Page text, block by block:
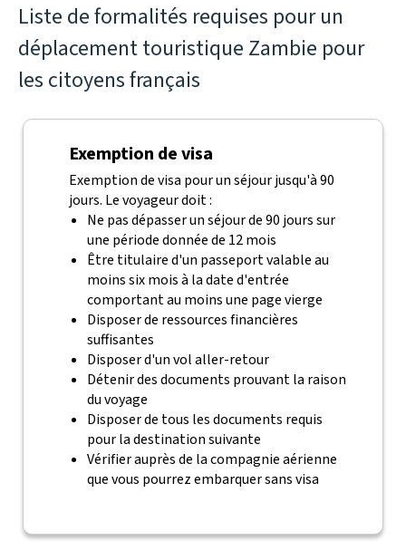
Liste de formalités requises pour un
déplacement touristique Zambie pour
les citoyens français
Exemption de visa
Exemption de visa pour un séjour jusqu'à 90
jours. Le voyageur doit :
Ne pas dépasser un séjour de 90 jours sur
une période donnée de 12 mois
Être titulaire d'un passeport valable au
moins six mois à la date d'entrée
comportant au moins une page vierge
Disposer de ressources financières
suffisantes
Disposer d'un vol aller-retour
Détenir des documents prouvant la raison
du voyage
Disposer de tous les documents requis
pour la destination suivante
Vérifier auprès de la compagnie aérienne
que vous pourrez embarquer sans visa